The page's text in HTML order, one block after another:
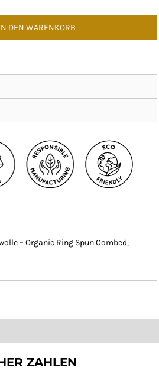
DEN WARENKORB
– Organic Ring Spun Combed,
ZAHLEN